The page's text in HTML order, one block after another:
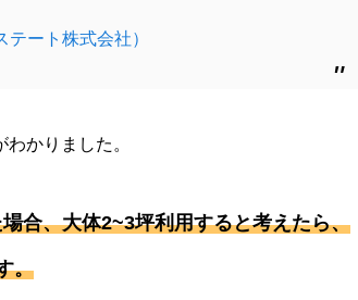
ート株式会社）
かりました。
合、大体2~3坪利用すると考えたら、
。